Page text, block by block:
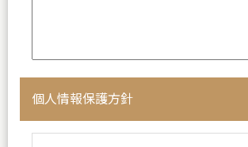
個人情報保護方針